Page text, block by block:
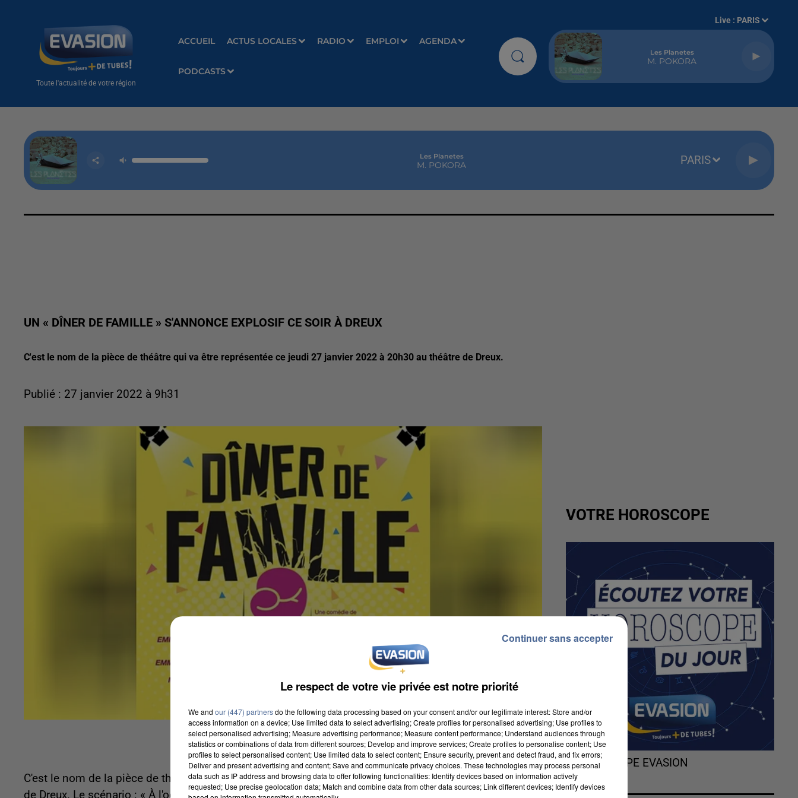
Toute l'actualité de votre région
ACCUEIL ACTUS LOCALES RADIO EMPLOI AGENDA
PODCASTS
Live : PARIS
Les Planetes
M. POKORA
Les Planetes
M. POKORA PARIS
UN « DÎNER DE FAMILLE » S'ANNONCE EXPLOSIF CE SOIR À DREUX
C'est le nom de la pièce de théâtre qui va être représentée ce jeudi 27 janvier 2022 à 20h30 au théâtre de Dreux.
Publié : 27 janvier 2022 à 9h31
C'est le nom de la pièce de théâtre qui va être représentée ce jeudi 27 janvier 2022 à 20h30 au théâtre
de Dreux. Le scénario : « À l'occasion de ses 30 ans, Alexandre souhaite demander à ses parents d'être
VOTRE HOROSCOPE
L'HOROSCOPE EVASION
Le respect de votre vie privée est notre priorité
We and our (447) partnersdo the following data processing based on your consent and/or our legitimate interest: Store and/or
access information on a device; Use limited data to select advertising; Create profiles for personalised advertising; Use profiles to
select personalised advertising; Measure advertising performance; Measure content performance; Understand audiences through
statistics or combinations of data from different sources; Develop and improve services; Create profiles to personalise content; Use
profiles to select personalised content; Use limited data to select content; Ensure security, prevent and detect fraud, and fix errors;
Deliver and present advertising and content; Save and communicate privacy choices. These technologies may process personal
data such as IP address and browsing data to offer following functionalities: Identify devices based on information actively
requested; Use precise geolocation data; Match and combine data from other data sources; Link different devices; Identify devices
Continuer sans accepter